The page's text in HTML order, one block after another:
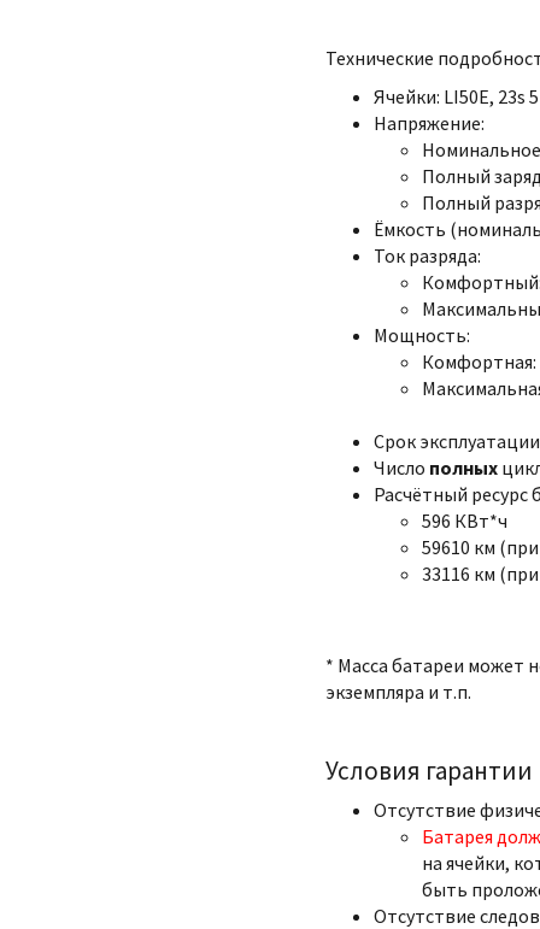
Технические
Ячейки: LI50E, 23s
Напряжение:
Полный
Полный
Ёмкость
Ток разряда:
Комфортный:
Мощность:
Комфортная:
Срок
Число полных
Расчётный ресурс
596 КВт*ч
59610 км
33116 км
* Масса батареи может
экземпляра и т.п.
Условия гарантии
Отсутствие
Батарея
на ячейки,
быть
Отсутствие